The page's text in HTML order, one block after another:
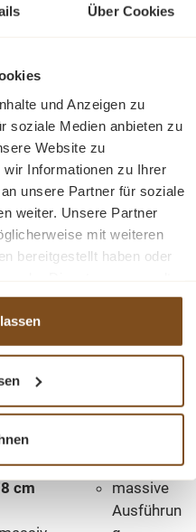
Über Cookies
und Anzeigen zu
soziale Medien anbieten zu
Website zu
Informationen zu Ihrer
unsere Partner für soziale
weiter. Unsere Partner
mit weiteren
bereitgestellt haben oder
Die bequemen Sitz- und
hohen Sitzkomfort.
mit einem hohen
Natur aus
in Ihrem Garten oder
Gartenmöbel-Set!
(HxBxT):
45 cm
cm
cm
robuste
wetterfest
Sitzfläche
massive
Ausführun